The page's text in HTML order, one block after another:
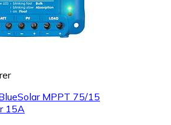
MPPT 75/15
15A